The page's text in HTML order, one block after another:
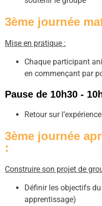
3ème journée
Mise en pratique :
Chaque participant
en commençant par
Pause de 10h30 -
Retour sur
3ème journée
:
Construire son projet de
Définir les objectifs
apprentissage)